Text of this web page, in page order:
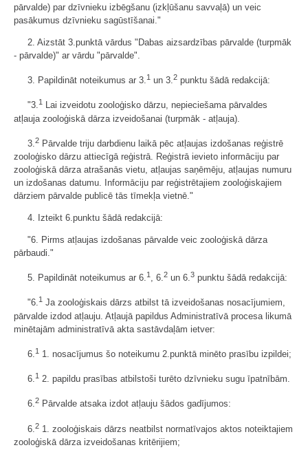
pārvalde) par dzīvnieku izbēgšanu (izkļūšanu savvaļā) un veic
pasākumus dzīvnieku sagūstīšanai."
2. Aizstāt 3.punktā vārdus "Dabas aizsardzības pārvalde (turpmāk
- pārvalde)" ar vārdu "pārvalde".
3. Papildināt noteikumus ar 3.1 un 3.2 punktu šādā redakcijā:
"3.1
Lai izveidotu zooloģisko dārzu, nepieciešama pārvaldes
atļauja zooloģiskā dārza izveidošanai (turpmāk - atļauja).
3. 2 Pārvalde triju darbdienu laikā pēc atļaujas izdošanas reģistrē
zooloģisko dārzu attiecīgā reģistrā. Reģistrā ievieto informāciju par
zooloģiskā dārza atrašanās vietu, atļaujas saņēmēju, atļaujas numuru
un izdošanas datumu. Informāciju par reģistrētajiem zooloģiskajiem
dārziem pārvalde publicē tās tīmekļa vietnē."
4. Izteikt 6.punktu šādā redakcijā:
"6. Pirms atļaujas izdošanas pārvalde veic zooloģiskā dārza
pārbaudi."
5. Papildināt noteikumus ar 6.1 , 6.2 un 6.3 punktu šādā redakcijā:
"6.1 Ja zooloģiskais dārzs atbilst tā izveidošanas nosacījumiem,
pārvalde izdod atļauju. Atļaujā papildus Administratīvā procesa likumā
minētajām administratīvā akta sastāvdaļām ietver:
6. 1 1. nosacījumus šo noteikumu 2.punktā minēto prasību izpildei;
6.1 2. papildu prasības atbilstoši turēto dzīvnieku sugu īpatnībām.
6.2 Pārvalde atsaka izdot atļauju šādos gadījumos:
6. 2 1. zooloģiskais dārzs neatbilst normatīvajos aktos noteiktajiem
zooloģiskā dārza izveidošanas kritērijiem;